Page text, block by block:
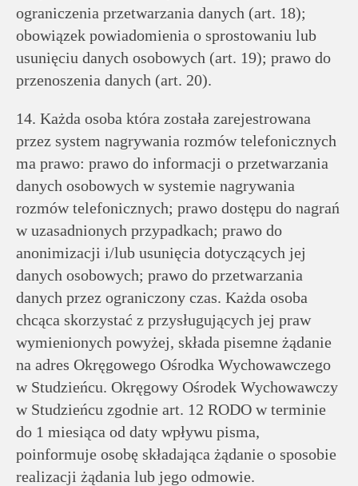
ograniczenia przetwarzania danych (art. 18);
obowiązek powiadomienia o sprostowaniu lub
usunięciu danych osobowych (art. 19); prawo do
przenoszenia danych (art. 20).
14. Każda osoba która została zarejestrowana
przez system nagrywania rozmów telefonicznych
ma prawo: prawo do informacji o przetwarzania
danych osobowych w systemie nagrywania
rozmów telefonicznych; prawo dostępu do nagrań
w uzasadnionych przypadkach; prawo do
anonimizacji i/lub usunięcia dotyczących jej
danych osobowych; prawo do przetwarzania
danych przez ograniczony czas. Każda osoba
chcąca skorzystać z przysługujących jej praw
wymienionych powyżej, składa pisemne żądanie
na adres Okręgowego Ośrodka Wychowawczego
w Studzieńcu. Okręgowy Ośrodek Wychowawczy
w Studzieńcu zgodnie art. 12 RODO w terminie
do 1 miesiąca od daty wpływu pisma,
poinformuje osobę składająca żądanie o sposobie
realizacji żądania lub jego odmowie.